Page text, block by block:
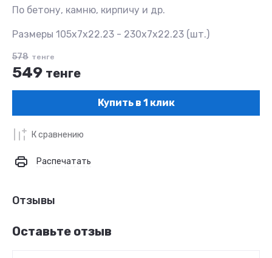
По бетону, камню, кирпичу и др.
Размеры 105х7х22.23 - 230х7х22.23 (шт.)
578 тенге
549 тенге
Купить в 1 клик
К сравнению
Распечатать
Отзывы
Оставьте отзыв